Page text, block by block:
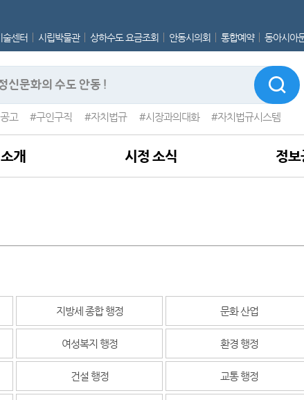
술센터 시립박물관 상하수도 요금조회 안동시의회 통합예약 동아시아
고 구인구직 자치법규 시장과의대화 자치법규시스템
개 시정 소식 정
지방세 종합 행정 문화 산업
여성복지 행정 환경 행정
건설 행정 교통 행정